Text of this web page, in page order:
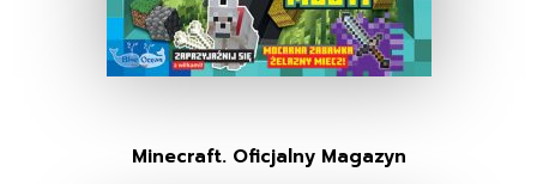
Minecraft. Oficjalny Magazyn